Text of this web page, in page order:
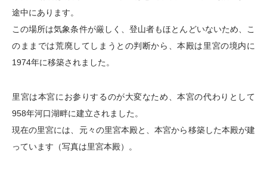
途中にあります。
この場所は気象条件が厳しく、登山者もほとんどいないため、こ
のままでは荒廃してしまうとの判断から、本殿は里宮の境内に
1974年に移築されました。
里宮は本宮にお参りするのが大変なため、本宮の代わりとして
958年河口湖畔に建立されました。
現在の里宮には、元々の里宮本殿と、本宮から移築した本殿が建
っています（写真は里宮本殿）。